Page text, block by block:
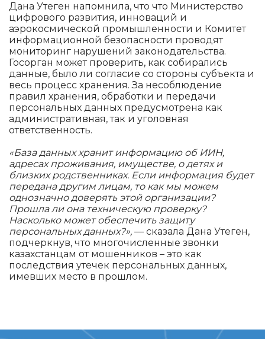
Дана Утеген напомнила, что что Министерство
цифрового развития, инноваций и
аэрокосмической промышленности и Комитет
информационной безопасности проводят
мониторинг нарушений законодательства.
Госорган может проверить, как собирались
данные, было ли согласие со стороны субъекта и
весь процесс хранения. За несоблюдение
правил хранения, обработки и передачи
персональных данных предусмотрена как
административная, так и уголовная
ответственность.
«База данных хранит информацию об ИИН,
адресах проживания, имуществе, о детях и
близких родственниках. Если информация будет
передана другим лицам, то как мы можем
однозначно доверять этой организации?
Прошла ли она техническую проверку?
Насколько может обеспечить защиту
персональных данных?», — сказала Дана Утеген,
подчеркнув, что многочисленные звонки
казахстанцам от мошенников – это как
последствия утечек персональных данных,
имевших место в прошлом.